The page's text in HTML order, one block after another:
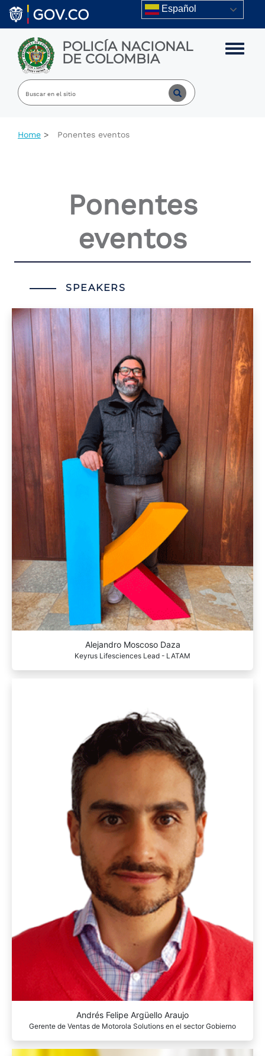
Skip to main content Español
POLICÍA NACIONAL
DE COLOMBIA Toggle
Home Ponentes eventos
Ponentes
eventos
SPEAKERS
Alejandro Moscoso Daza
Keyrus Lifesciences Lead - LATAM
Andrés Felipe Argüello Araujo
Gerente de Ventas de Motorola Solutions en el sector Gobierno